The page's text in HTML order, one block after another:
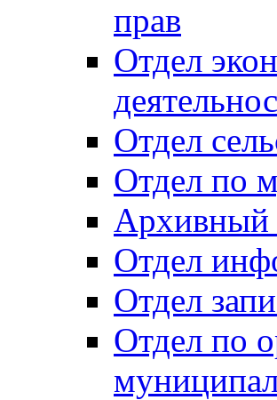
прав
Отдел
Отдел
Отдел по
Архивный
Отдел
Отдел
Отдел по